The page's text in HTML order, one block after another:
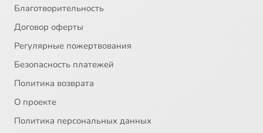
Благотворительность
Договор оферты
Регулярные пожертвования
Безопасность платежей
Политика возврата
О проекте
Политика персональных данных